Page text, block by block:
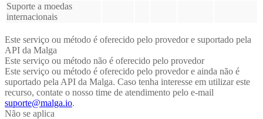
Suporte a moedas
internacionais
Este serviço ou método é oferecido pelo provedor e suportado pela
API da Malga
Este serviço ou método não é oferecido pelo provedor
Este serviço ou método é oferecido pelo provedor e ainda não é
suportado pela API da Malga. Caso tenha interesse em utilizar este
recurso, contate o nosso time de atendimento pelo e-mail
suporte@malga.io.
Não se aplica